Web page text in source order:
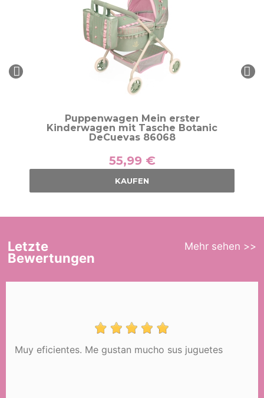
Puppenwagen Mein erster
Kinderwagen mit Tasche Botanic
DeCuevas 86068
55,99 €
KAUFEN
3-in-1-Puppenwagen,
Letzte
Bewertungen
Mehr sehen >>
Muy eficientes. Me gustan mucho sus juguetes